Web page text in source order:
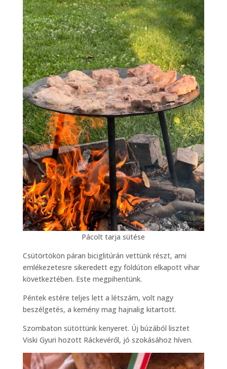
Pácolt tarja sütése
Csütörtökön páran biciglitúrán vettünk részt, ami
emlékezetesre sikeredett egy földúton elkapott vihar
következtében. Este megpihentünk.
Péntek estére teljes lett a létszám, volt nagy
beszélgetés, a kemény mag hajnalig kitartott.
Szombaton sütöttünk kenyeret. Új búzából lisztet
Viski Gyuri hozott Ráckevéről, jó szokásához híven.